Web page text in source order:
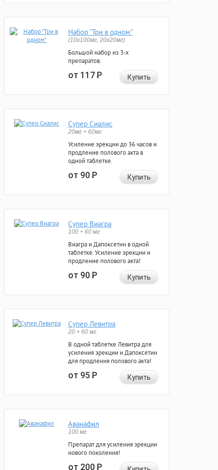
Набор "Три в одном"
(10x100мг, 20x20мг)
Большой набор из 3-х
препаратов.
от 117Р Купить
Супер Сиалис
20мг + 60мг
Усиление эрекции до 36 часов и
продление полового акта в
одной таблетке.
от 90Р Купить
Супер Виагра
100 + 60 мг
Виагра и Дапоксетин в одной
таблетке. Усиление эрекции и
продление полового акта!
от 90Р Купить
Супер Левитра
20 + 60 мг
В одной таблетке Левитра для
усиления эрекции и Дапоксетин
для продления полового акта!
от 95Р Купить
Аванафил
100 мг
Препарат для усиления эрекции
нового поколения!
от 200Р